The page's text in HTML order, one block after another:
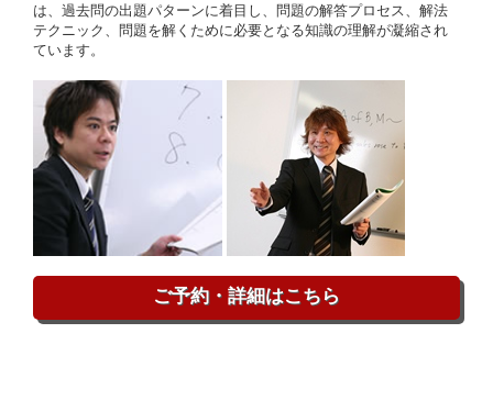
は、過去問の出題パターンに着目し、問題の解答プロセス、解法
テクニック、問題を解くために必要となる知識の理解が凝縮され
ています。
ご予約・詳細はこちら